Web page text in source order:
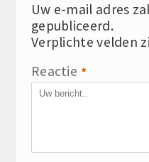
Uw e-mail adres
gepubliceerd.
Verplichte velden
Reactie *